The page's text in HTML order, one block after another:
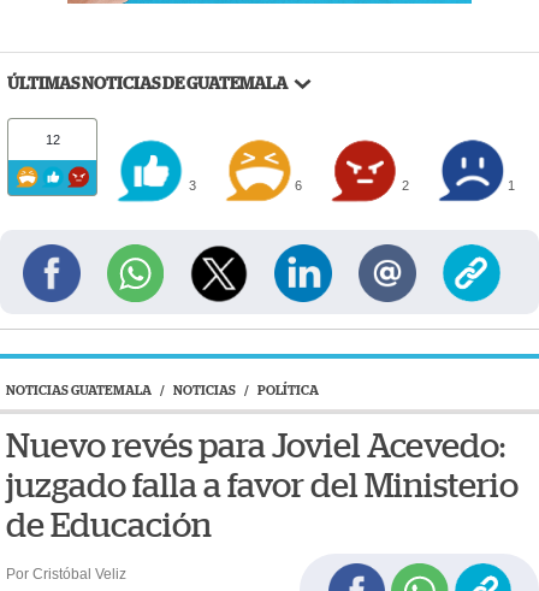
ÚLTIMAS NOTICIAS DE GUATEMALA
12
3 6 2 1
NOTICIAS GUATEMALA / NOTICIAS / POLÍTICA
Nuevo revés para Joviel Acevedo:
juzgado falla a favor del Ministerio
de Educación
Por Cristóbal Veliz